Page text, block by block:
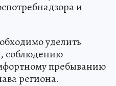
и
уделить
соблюдению
пребыванию
региона.